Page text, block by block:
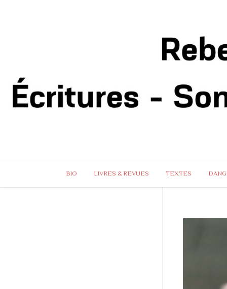
BIO LIVRES & REVUES TEXTES